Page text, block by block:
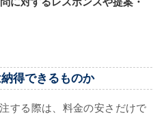
得できるものか
する際は、料金の安さだけで